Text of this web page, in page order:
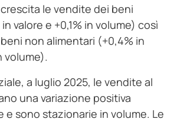
le vendite dei beni
valore e +0,1% in volume) così
non alimentari (+0,4% in
volume).
a luglio 2025, le vendite al
una variazione positiva
e sono stazionarie in volume. Le